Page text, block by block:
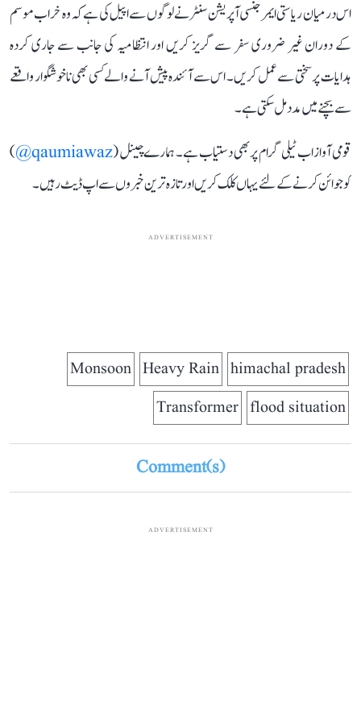
اس درمیان ریاستی ایمرجنسی آپریشن سنٹر نے لوگوں سے اپیل کی ہے کہ وہ خراب موسم
کے دوران غیر ضروری سفر سے گریز کریں اور انتظامیہ کی جانب سے جاری کردہ
ہدایات پر سختی سے عمل کریں۔ اس سے آئندہ پیش آنے والے کسی بھی ناخوشگوار واقعے
سے بچنے میں مدد مل سکتی ہے۔
قومی آواز اب ٹیلی گرام پر بھی دستیاب ہے۔ ہمارے چینل (qaumiawaz@
)
کو جوائن کرنے کے لئے یہاں کلک کریں اور تازہ ترین خبروں سے اپ ڈیٹ رہیں۔
ADVERTISEMENT
himachal pradesh
Heavy Rain
Monsoon
flood situation
Transformer
Comment(s)
ADVERTISEMENT